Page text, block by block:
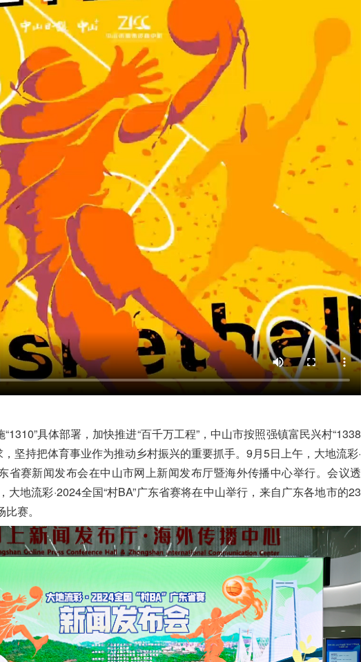
具体部署，加快推进“百千万工程”，中山市按照强镇富民兴村“1338
坚持把体育事业作为推动乡村振兴的重要抓手。9月5日上午，大地流彩·
省赛新闻发布会在中山市网上新闻发布厅暨海外传播中心举行。会议透
大地流彩·2024全国“村BA”广东省赛将在中山举行，来自广东各地市的23
赛。